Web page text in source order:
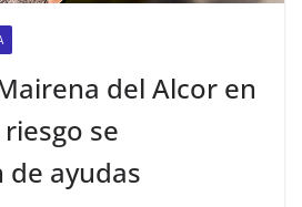
del Alcor en
se
ayudas